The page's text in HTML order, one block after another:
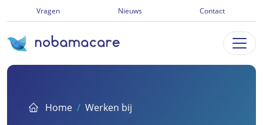
direct
naar
inhoud
Vragen Nieuws Contact
Home Werken bij